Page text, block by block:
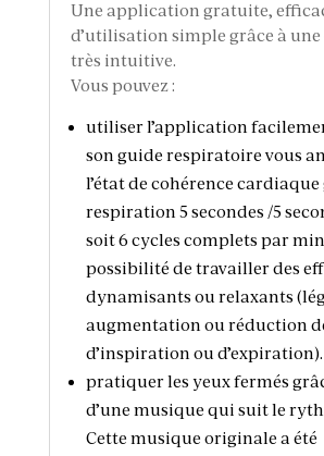
Une application gratuite,
d’utilisation simple grâce à
très intuitive.
Vous pouvez :
utiliser l’application
son guide respiratoire vous
l’état de cohérence cardiaque
respiration 5 secondes /5
soit 6 cycles complets par
possibilité de travailler des
dynamisants ou relaxants
augmentation ou réduction
d’inspiration ou d’expiration).
pratiquer les yeux fermés
d’une musique qui suit le
Cette musique originale a été